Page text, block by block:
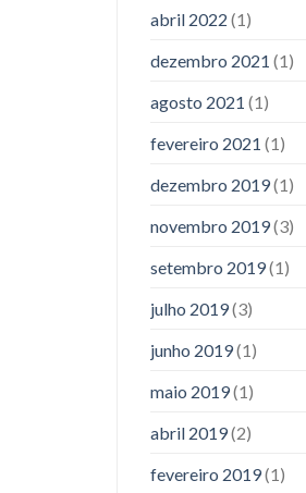
abril 2022 (1)
dezembro 2021 (1)
agosto 2021 (1)
fevereiro 2021 (1)
dezembro 2019(1)
novembro 2019(3)
setembro 2019(1)
julho 2019(3)
junho 2019(1)
maio 2019(1)
abril 2019(2)
fevereiro 2019(1)